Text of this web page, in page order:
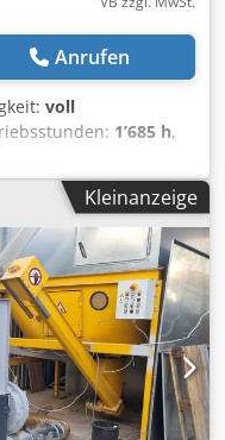
Anrufen
voll
1’685 h,
9’720 mm,
, Zum Verkauf steht
(HFG4) Häcksler,
h Alle 60
neu
noch vorhanden und
vor wenigen
Beide NOx Sensoren
Hinweis: verbogene
Kleinanzeige